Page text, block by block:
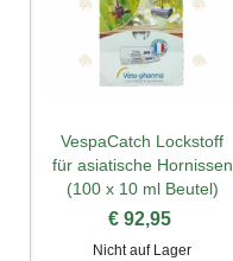
VespaCatch Lockstoff
für asiatische Hornissen
(100 x 10 ml Beutel)
€ 92,95
Nicht auf Lager